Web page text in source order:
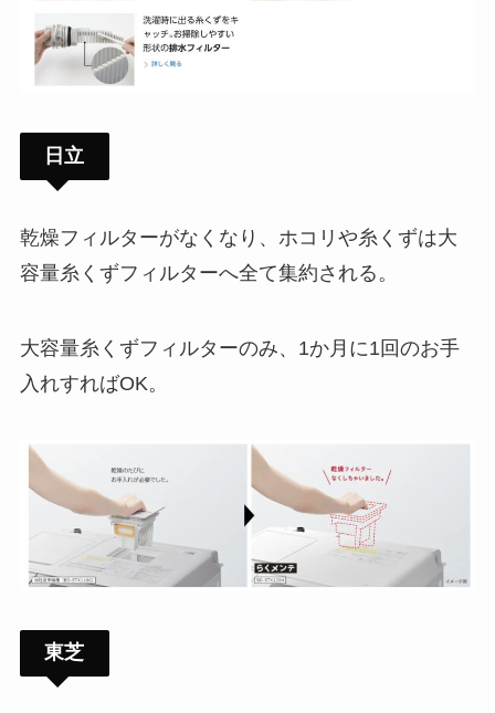
日立
乾燥フィルターがなくなり、ホコリや糸くずは大
容量糸くずフィルターへ全て集約される。
大容量糸くずフィルターのみ、1か月に1回のお手
入れすればOK。
東芝